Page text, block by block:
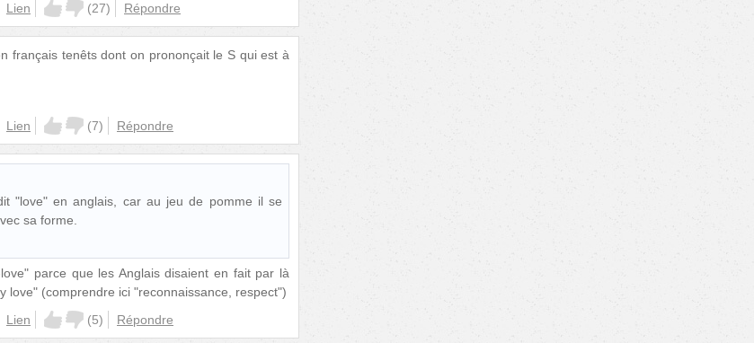
Lien (27) Répondre
français tenêts dont on prononçait le S qui est à
Lien (7) Répondre
"love" en anglais, car au jeu de pomme il se
sa forme.
parce que les Anglais disaient en fait par là
love" (comprendre ici "reconnaissance, respect")
Lien (5) Répondre